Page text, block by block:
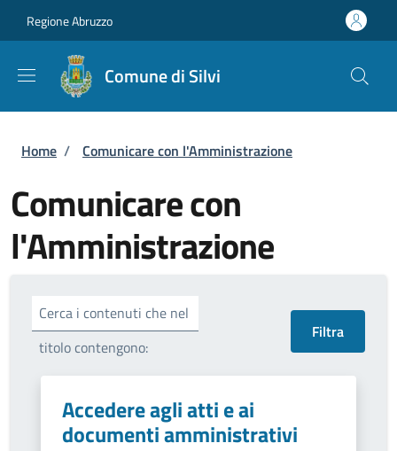
Regione Abruzzo
Comune di Silvi
Briciole di pane
Home / Comunicare con l'Amministrazione
Comunicare con
l'Amministrazione
Cerca i contenuti che nel
titolo contengono:
Accedere agli atti e ai
documenti amministrativi